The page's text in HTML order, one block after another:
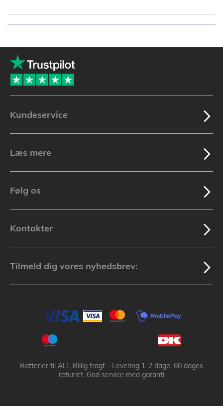
Kundeservice
Læs mere
Følg os
Kontakter
Tilmeld dig vores nyhedsbrev:
Batterier til ALT, Billig fragt - Levering 1-2 dage, 60 dages
returret, God service med garanti